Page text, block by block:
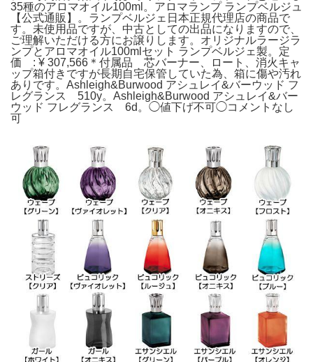
35種のアロマオイル100ml。アロマランプ ランプベルジュ
【公式通販】。ランプベルジェ日本正規代理店の商品で
す。未使用品ですが、中古としての出品になりますので、
ご理解いただける方にお譲りします。オリジナルラージラ
ンプとアロマオイル100mlセット ランプベルジェ製。定
価 : ¥ 307,566＊付属品 芯バーナー、ロート、消火キャ
ップ箱付きですが長期自宅保管していた為、箱に傷や汚れ
ありです。Ashleigh&Burwood アシュレイ&バーウッド フ
レグランス 510y。Ashleigh&Burwood アシュレイ&バー
ウッド フレグランス 6d。◯値下げ不可◯コメントなし
可